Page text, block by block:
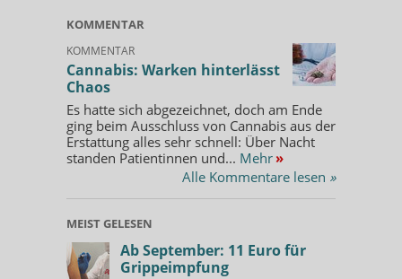
KOMMENTAR
KOMMENTAR
Cannabis: Warken hinterlässt
Chaos
Es hatte sich abgezeichnet, doch am Ende
ging beim Ausschluss von Cannabis aus der
Erstattung alles sehr schnell: Über Nacht
standen Patientinnen und... Mehr »
Alle Kommentare lesen »
MEIST GELESEN
Ab September: 11 Euro für
Grippeimpfung